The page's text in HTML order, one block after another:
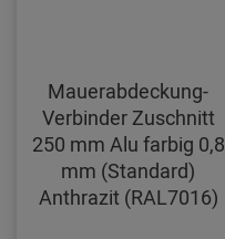
Mauerabdeckung-
Verbinder Zuschnitt
250 mm Alu farbig 0,8
mm (Standard)
Anthrazit (RAL7016)